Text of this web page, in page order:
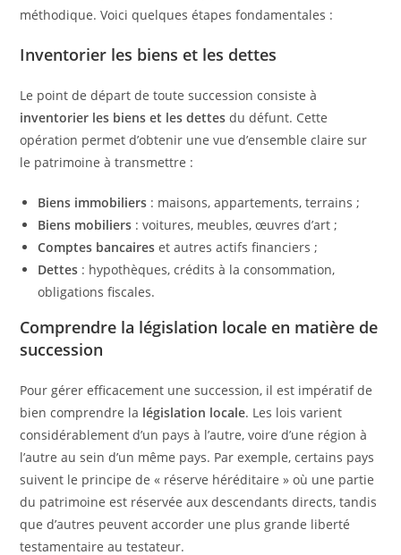
méthodique. Voici quelques étapes fondamentales :
Inventorier les biens et les dettes
Le point de départ de toute succession consiste à
inventorier les biens et les dettes du défunt. Cette
opération permet d’obtenir une vue d’ensemble claire sur
le patrimoine à transmettre :
Biens immobiliers : maisons, appartements, terrains ;
Biens mobiliers : voitures, meubles, œuvres d’art ;
Comptes bancaires et autres actifs financiers ;
Dettes : hypothèques, crédits à la consommation,
obligations fiscales.
Comprendre la législation locale en matière de
succession
Pour gérer efficacement une succession, il est impératif de
bien comprendre la législation locale. Les lois varient
considérablement d’un pays à l’autre, voire d’une région à
l’autre au sein d’un même pays. Par exemple, certains pays
suivent le principe de « réserve héréditaire » où une partie
du patrimoine est réservée aux descendants directs, tandis
que d’autres peuvent accorder une plus grande liberté
testamentaire au testateur.